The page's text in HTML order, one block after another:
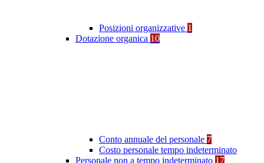
Posizioni organizzative 1
Dotazione organica 10
Conto annuale del personale 7
Costo personale tempo indeterminato
Personale non a tempo indeterminato 17